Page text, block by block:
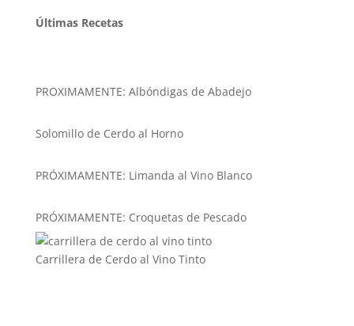
Últimas Recetas
PROXIMAMENTE: Albóndigas de Abadejo
Solomillo de Cerdo al Horno
PRÓXIMAMENTE: Limanda al Vino Blanco
PRÓXIMAMENTE: Croquetas de Pescado
Carrillera de Cerdo al Vino Tinto